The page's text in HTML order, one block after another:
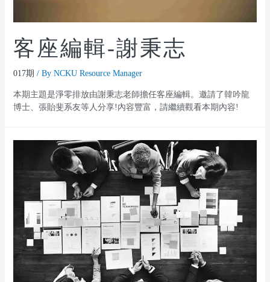
客座編輯-謝秉志
017期 / By NCKU Resource Manager
本期主題是淨零排放由謝秉志老師擔任客座編輯。邀請了韓吟龍
博士、張貽斐系友等人分享!內容豐富，請繼續觀看本期內容!